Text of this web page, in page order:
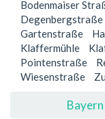
Bodenmaiser
Degenbergstraße
Gartenstraße
Klaffermühle
Pointenstraße
Wiesenstraße
Bayern